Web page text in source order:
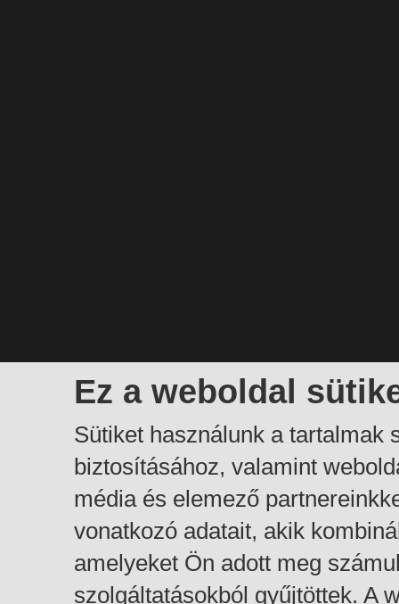
Ez a weboldal
Sütiket használunk a tartalmak
biztosításához, valamint
média és elemező
vonatkozó adatait, akik
amelyeket Ön adott meg
szolgáltatásokból gyűjtöttek. A